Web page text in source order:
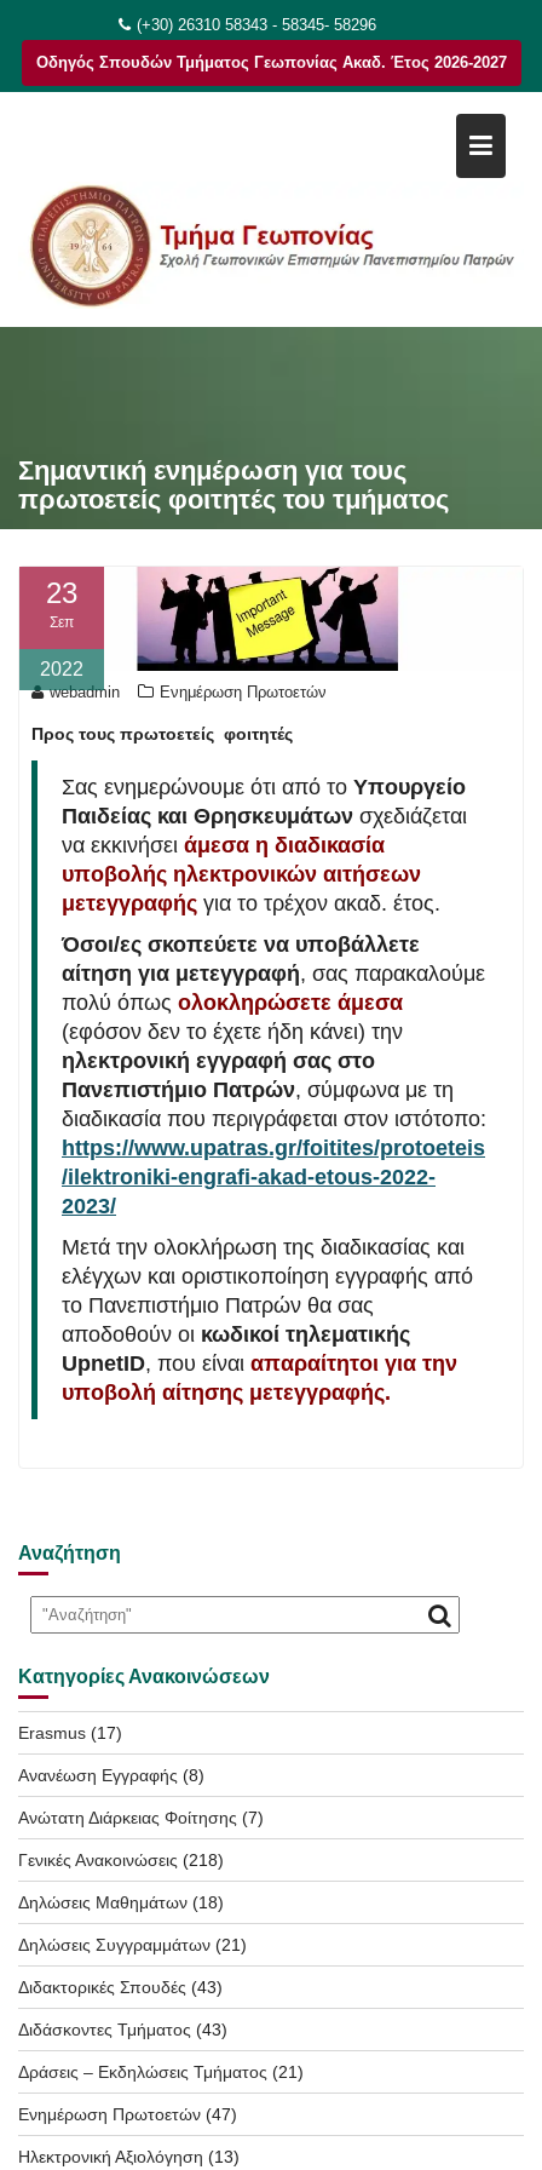
στο
περιεχόμενο
(+30) 26310 58343 - 58345- 58296
Οδηγός Σπουδών Τμήματος Γεωπονίας Ακαδ. Έτος 2026-2027
Σημαντική ενημέρωση για τους
πρωτοετείς φοιτητές του τμήματος
23
Σεπ
2022
webadmin Ενημέρωση Πρωτοετών
Προς τους πρωτοετείς φοιτητές
Σας ενημερώνουμε ότι από το Υπουργείο
Παιδείας και Θρησκευμάτων σχεδιάζεται
να εκκινήσει άμεσα η διαδικασία
υποβολής ηλεκτρονικών αιτήσεων
μετεγγραφής για το τρέχον ακαδ. έτος.
Όσοι/ες σκοπεύετε να υποβάλλετε
αίτηση για μετεγγραφή, σας παρακαλούμε
πολύ όπως ολοκληρώσετε άμεσα
(εφόσον δεν το έχετε ήδη κάνει) την
ηλεκτρονική εγγραφή σας στο
Πανεπιστήμιο Πατρών, σύμφωνα με τη
διαδικασία που περιγράφεται στον ιστότοπο:
https://www.upatras.gr/foitites/protoeteis
/ilektroniki-engrafi-akad-etous-2022-
2023/
Μετά την ολοκλήρωση της διαδικασίας και
ελέγχων και οριστικοποίηση εγγραφής από
το Πανεπιστήμιο Πατρών θα σας
αποδοθούν οι κωδικοί τηλεματικής
UpnetID, που είναι απαραίτητοι για την
υποβολή αίτησης μετεγγραφής.
Αναζήτηση
Κατηγορίες Ανακοινώσεων
Erasmus (17)
Ανανέωση Εγγραφής (8)
Ανώτατη Διάρκειας Φοίτησης (7)
Γενικές Ανακοινώσεις (218)
Δηλώσεις Μαθημάτων (18)
Δηλώσεις Συγγραμμάτων (21)
Διδακτορικές Σπουδές (43)
Διδάσκοντες Τμήματος (43)
Δράσεις – Εκδηλώσεις Τμήματος (21)
Ενημέρωση Πρωτοετών (47)
Ηλεκτρονική Αξιολόγηση (13)